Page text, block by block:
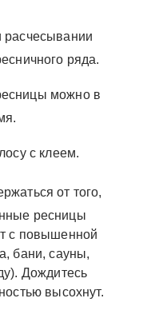
расчесывании
ряда.
можно в
с клеем.
от того,
ресницы
с повышенной
бани, сауны,
Дождитесь
высохнут.